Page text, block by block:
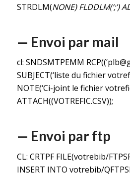
STRDLM(NONE) FLDDLM(‘;’)
— Envoi par mail
cl: SNDSMTPEMM
SUBJECT(‘liste du fichier
NOTE(‘Ci-joint le fichier
ATTACH((VOTREFIC.CSV));
— Envoi par ftp
CL: CRTPF FILE(votrebib/
INSERT INTO votrebib/